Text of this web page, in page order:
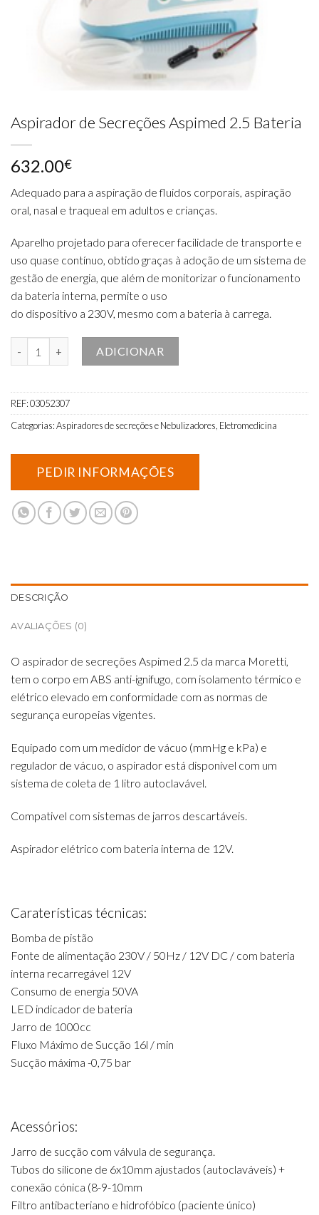
Aspirador de Secreções Aspimed 2.5 Bateria
632.00€
Adequado para a aspiração de fluidos corporais, aspiração
oral, nasal e traqueal em adultos e crianças.
Aparelho projetado para oferecer facilidade de transporte e
uso quase contínuo, obtido graças à adoção de um sistema de
gestão de energia, que além de monitorizar o funcionamento
da bateria interna, permite o uso
do dispositivo a 230V, mesmo com a bateria à carrega.
ADICIONAR
REF:03052307
Categorias:Aspiradores de secreções e Nebulizadores Eletromedicina
DESCRIÇÃO
AVALIAÇÕES (0)
O aspirador de secreções Aspimed 2.5 da marca Moretti,
tem o corpo em ABS anti-ignifugo, com isolamento térmico e
elétrico elevado em conformidade com as normas de
segurança europeias vigentes.
Equipado com um medidor de vácuo (mmHg e kPa) e
regulador de vácuo, o aspirador está disponível com um
sistema de coleta de 1 litro autoclavável.
Compativel com sistemas de jarros descartáveis.
Aspirador elétrico com bateria interna de 12V.
Caraterísticas técnicas:
Bomba de pistão
Fonte de alimentação 230V / 50Hz / 12V DC / com bateria
interna recarregável 12V
Consumo de energia 50VA
LED indicador de bateria
Jarro de 1000cc
Fluxo Máximo de Sucção 16l / min
Sucção máxima -0,75 bar
Acessórios:
Jarro de sucção com válvula de segurança.
Tubos do silicone de 6x10mm ajustados (autoclaváveis) +
conexão cónica (8-9-10mm
Filtro antibacteriano e hidrofóbico (paciente único)